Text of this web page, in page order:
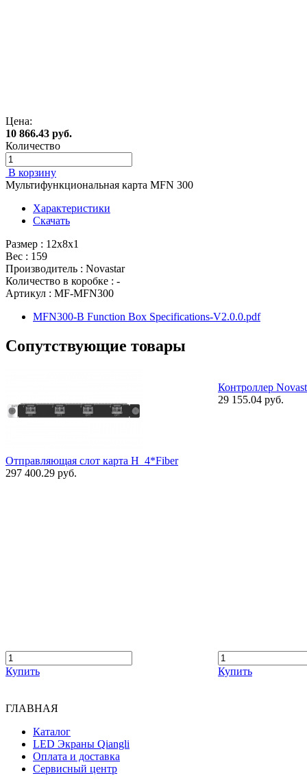
Цена:
10 866.43 руб.
Количество
В корзину
Мультифункциональная карта MFN 300
Характеристики
Скачать
Размер : 12x8x1
Вес : 159
Производитель : Novastar
Количество в коробке : -
Артикул : MF-MFN300
MFN300-B Function Box Specifications-V2.0.0.pdf
Сопутствующие товары
Отправляющая слот карта H_4*Fiber
297 400.29 руб.
Купить
Контроллер
29 155.04 руб.
Купить
ГЛАВНАЯ
Каталог
LED Экраны Qiangli
Оплата и доставка
Сервисный центр